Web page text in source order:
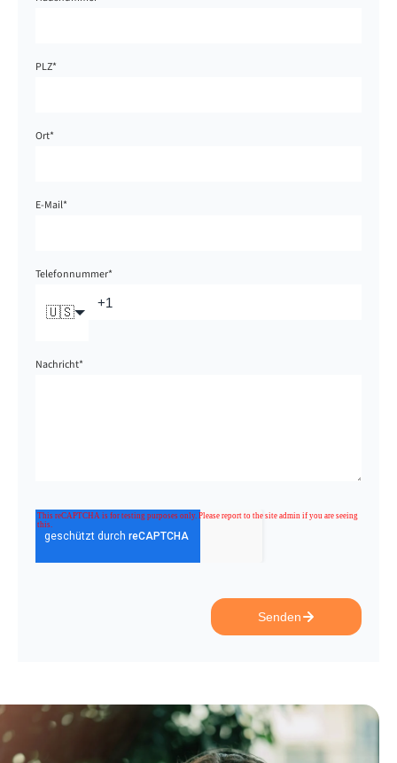
PLZ*
Ort*
E-Mail*
Telefonnummer*
🇺🇸
Nachricht*
Senden